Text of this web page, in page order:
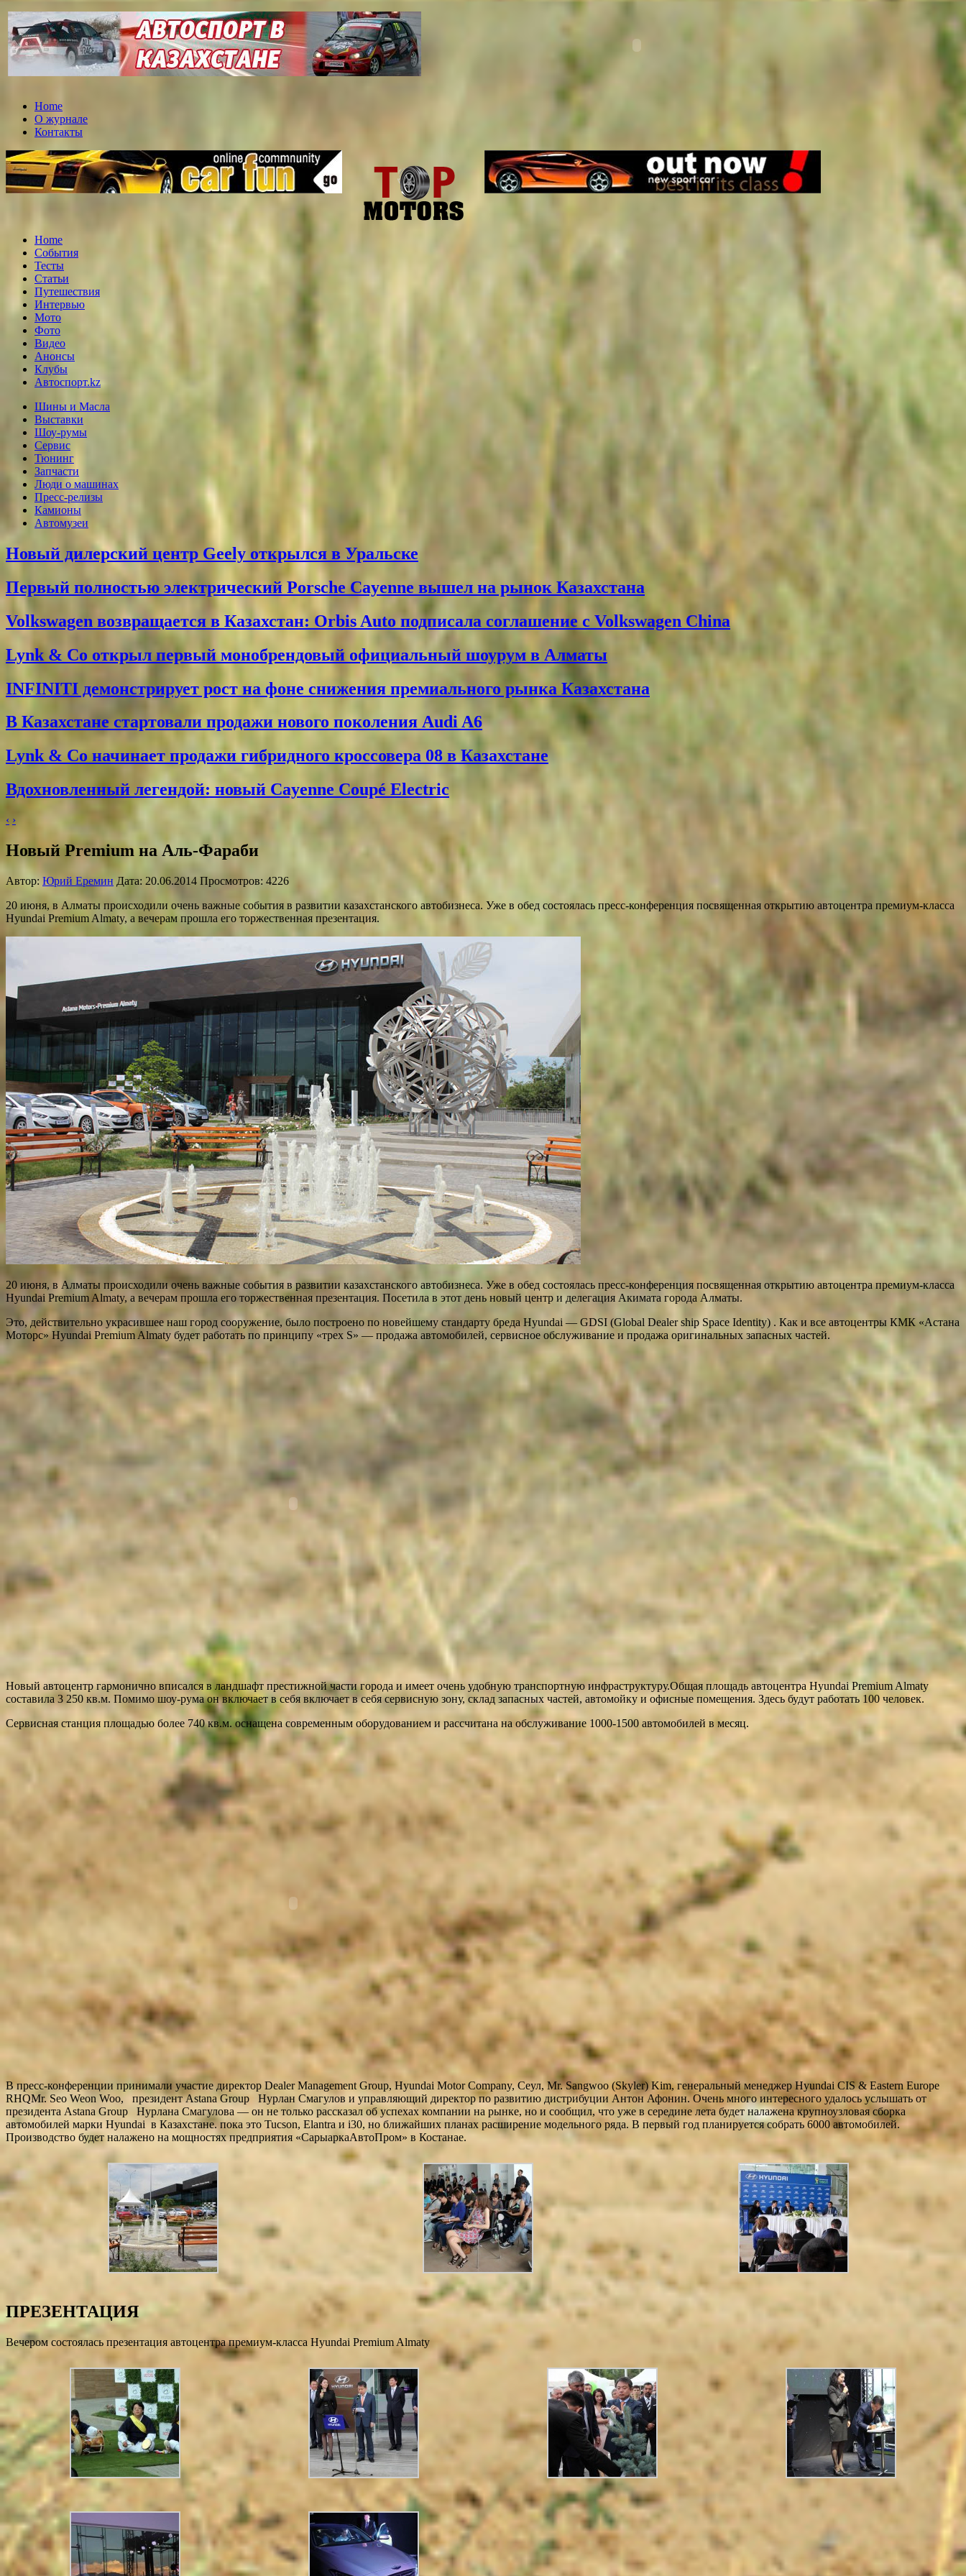
Home
О журнале
Контакты
Home
События
Тесты
Статьи
Путешествия
Интервью
Мото
Фото
Видео
Анонсы
Клубы
Автоспорт.kz
Шины и Масла
Выставки
Шоу-румы
Сервис
Тюнинг
Запчасти
Люди о машинах
Пресс-релизы
Камионы
Автомузеи
Новый дилерский центр Geely открылся в Уральске
Первый полностью электрический Porsche Cayenne вышел на рынок Казахстана
Volkswagen возвращается в Казахстан: Orbis Auto подписала соглашение с Volkswagen China
Lynk & Co открыл первый монобрендовый официальный шоурум в Алматы
INFINITI демонстрирует рост на фоне снижения премиального рынка Казахстана
В Казахстане стартовали продажи нового поколения Audi A6
Lynk & Co начинает продажи гибридного кроссовера 08 в Казахстане
Вдохновленный легендой: новый Cayenne Coupé Electric
‹ ›
Новый Premium на Аль-Фараби
Автор: Юрий Еремин Дата: 20.06.2014 Просмотров: 4226
20 июня, в Алматы происходили очень важные события в развитии казахстанского автобизнеса. Уже в обед состоялась пресс-конференция посвященная открытию автоцентра премиум-класса
Hyundai Premium Almaty, а вечерам прошла его торжественная презентация.
20 июня, в Алматы происходили очень важные события в развитии казахстанского автобизнеса. Уже в обед состоялась пресс-конференция посвященная открытию автоцентра премиум-класса
Hyundai Premium Almaty, а вечерам прошла его торжественная презентация. Посетила в этот день новый центр и делегация Акимата города Алматы.
Это, действительно украсившее наш город сооружение, было построено по новейшему стандарту бреда Hyundai — GDSI (Global Dealer ship Space Identity) . Как и все автоцентры КМК «Астана
Моторс» Hyundai Premium Almaty будет работать по принципу «трех S» — продажа автомобилей, сервисное обслуживание и продажа оригинальных запасных частей.
Новый автоцентр гармонично вписался в ландшафт престижной части города и имеет очень удобную транспортную инфраструктуру.Общая площадь автоцентра Hyundai Premium Almaty
составила 3 250 кв.м. Помимо шоу-рума он включает в себя включает в себя сервисную зону, склад запасных частей, автомойку и офисные помещения. Здесь будут работать 100 человек.
Сервисная станция площадью более 740 кв.м. оснащена современным оборудованием и рассчитана на обслуживание 1000-1500 автомобилей в месяц.
В пресс-конференции принимали участие директор Dealer Management Group, Hyundai Motor Company, Сеул, Mr. Sangwoo (Skyler) Kim, генеральный менеджер Hyundai CIS & Eastern Europe
RHQMr. Seo Weon Woo, президент Astana Group Нурлан Смагулов и управляющий директор по развитию дистрибуции Антон Афонин. Очень много интересного удалось услышать от
президента Astana Group Нурлана Смагулова — он не только рассказал об успехах компании на рынке, но и сообщил, что уже в середине лета будет налажена крупноузловая сборка
автомобилей марки Hyundai в Казахстане. пока это Tucson, Elantra и i30, но ближайших планах расширение модельного ряда. В первый год планируется собрать 6000 автомобилей.
Производство будет налажено на мощностях предприятия «СарыаркаАвтоПром» в Костанае.
ПРЕЗЕНТАЦИЯ
Вечером состоялась презентация автоцентра премиум-класса Hyundai Premium Almaty